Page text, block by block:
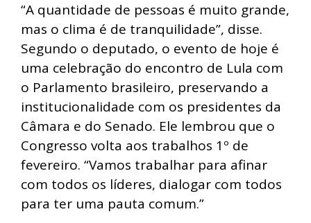
“A quantidade de pessoas é muito grande,
mas o clima é de tranquilidade”, disse.
Segundo o deputado, o evento de hoje é
uma celebração do encontro de Lula com
o Parlamento brasileiro, preservando a
institucionalidade com os presidentes da
Câmara e do Senado. Ele lembrou que o
Congresso volta aos trabalhos 1º de
fevereiro. “Vamos trabalhar para afinar
com todos os líderes, dialogar com todos
para ter uma pauta comum.”